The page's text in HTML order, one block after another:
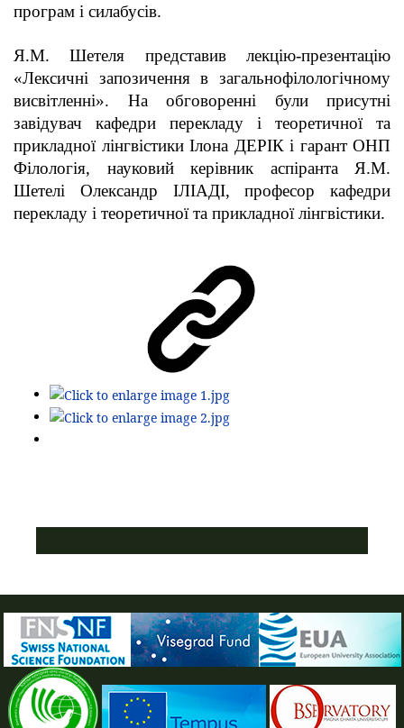
програм і силабусів.
Я.М. Шетеля представив лекцію-презентацію
«Лексичні запозичення в загальнофілологічному
висвітленні». На обговоренні були присутні
завідувач кафедри перекладу і теоретичної та
прикладної лінгвістики Ілона ДЕРІК і гарант ОНП
Філологія, науковий керівник аспіранта Я.М.
Шетелі Олександр ІЛІАДІ, професор кафедри
перекладу і теоретичної та прикладної лінгвістики.